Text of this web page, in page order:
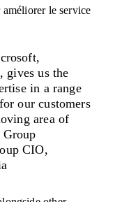
le service
gives us the
in a range
our customers
area of
CIO,